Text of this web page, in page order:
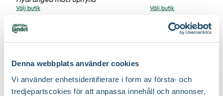
Denna webbplats använder cookies
Vi använder enhetsidentifierare i form av första- och
tredjepartscokies för att anpassa innehåll och annonser,
Certifiering
Art nr 210073
Välj butik
Välj butik
Till
Tips för hortensia i trädgården